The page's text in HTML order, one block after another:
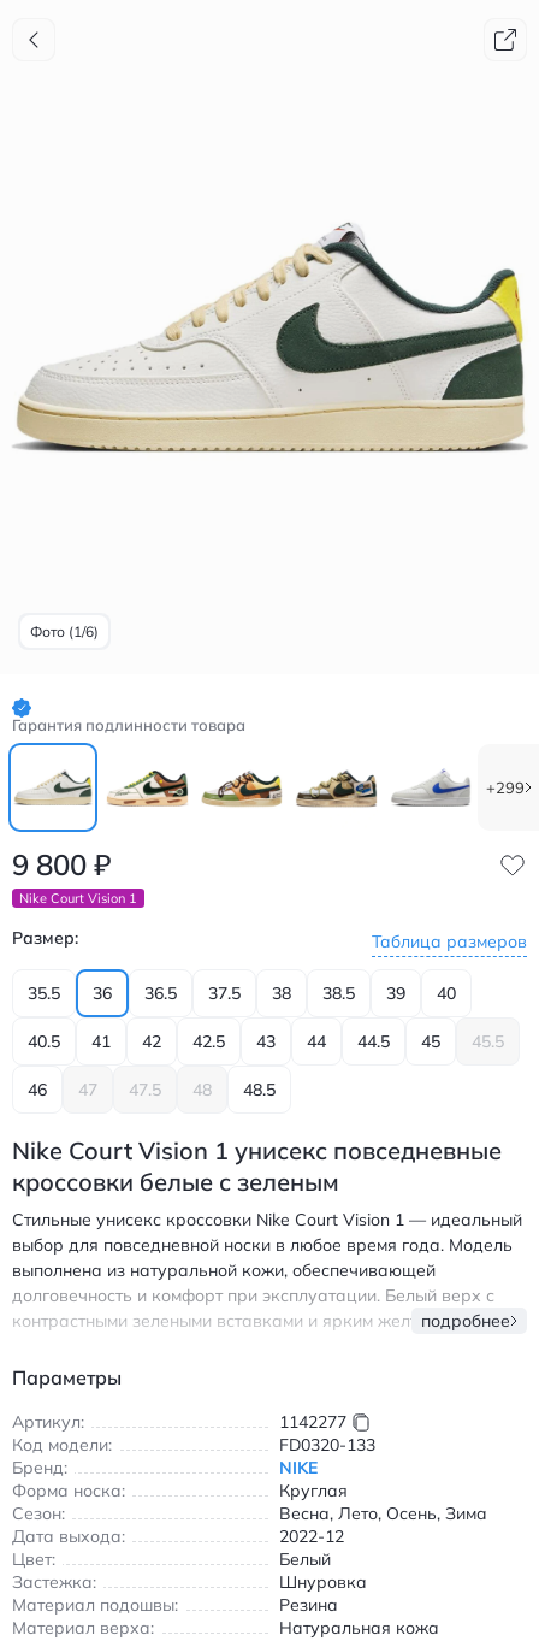
Фото (1/6)
Гарантия подлинности товара
+299
9 800 ₽
Nike Court Vision 1
Размер: Таблица размеров
35.5 36 36.5 37.5 38 38.5 39 40
40.5 41 42 42.5 43 44 44.5 45 45.5
46 47 47.5 48 48.5
Nike Court Vision 1 унисекс повседневные
кроссовки белые с зеленым
Стильные унисекс кроссовки Nike Court Vision 1 — идеальный
выбор для повседневной носки в любое время года. Модель
выполнена из натуральной кожи, обеспечивающей
долговечность и комфорт при эксплуатации. Белый верх с
контрастными зелеными вставками и ярким желтым акцентом
носок обеспечивает удобство при движении, а классическая
Резиновая подошва с нескользящим покрытием гарантирует
надежное сцепление с любой поверхностью, делая эти
кроссовки безопасными для прогулок в городе.
Универсальный дизайн легко сочетается с джинсами,
шортами или спортивными брюками, подчеркивая ваш
индивидуальный стиль. Выпущенные в декабре 2022 года,
они сочетают проверенные временем решения с
современными технологиями. Подходят для весны, лета,
осени и зимы благодаря продуманной конструкции и
подробнее
Параметры
Артикул:
1142277
Код модели:
FD0320-133
Бренд:
NIKE
Форма носка:
Круглая
Сезон:
Весна, Лето, Осень, Зима
Дата выхода:
2022-12
Цвет:
Белый
Застежка:
Шнуровка
Материал подошвы:
Резина
Материал верха:
Натуральная кожа